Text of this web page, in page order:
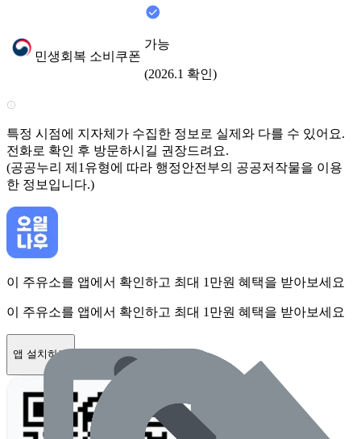
민생회복 소비쿠폰
가능
(2026.1 확인)
특정 시점에 지자체가 수집한 정보로 실제와 다를 수 있어요.
전화로 확인 후 방문하시길 권장드려요.
(공공누리 제1유형에 따라 행정안전부의 공공저작물을 이용
한 정보입니다.)
이 주유소를 앱에서 확인하고 최대 1만원 혜택을 받아보세요
이 주유소를 앱에서 확인하고 최대 1만원 혜택을 받아보세요
앱 설치하기